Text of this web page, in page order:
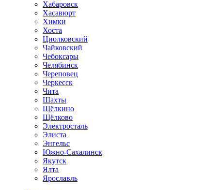
Хабаровск
Хасавюрт
Химки
Хоста
Циолковский
Чайковский
Чебоксары
Челябинск
Череповец
Черкесск
Чита
Шахты
Щёлкино
Щёлково
Электросталь
Элиста
Энгельс
Южно-Сахалинск
Якутск
Ялта
Ярославль